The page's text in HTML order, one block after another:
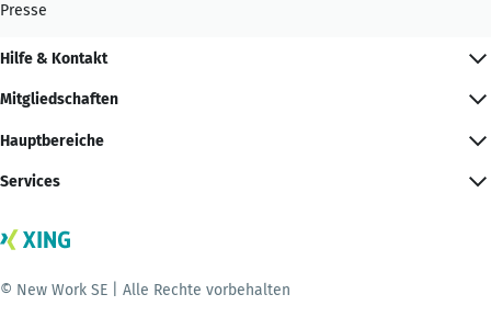
Presse
Hilfe & Kontakt
Mitgliedschaften
Hauptbereiche
Services
© New Work SE | Alle Rechte vorbehalten